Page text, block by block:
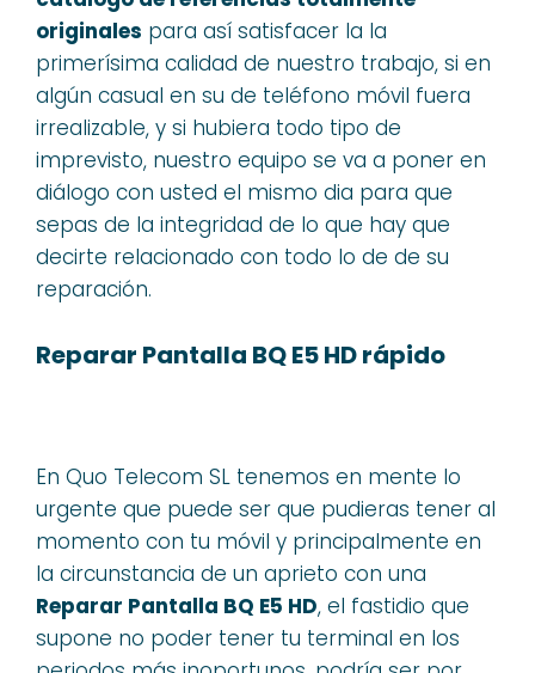
originales para así satisfacer la la
primerísima calidad de nuestro trabajo, si en
algún casual en su de teléfono móvil fuera
irrealizable, y si hubiera todo tipo de
imprevisto, nuestro equipo se va a poner en
diálogo con usted el mismo dia para que
sepas de la integridad de lo que hay que
decirte relacionado con todo lo de de su
reparación.
Reparar Pantalla BQ E5 HD rápido
En Quo Telecom SL tenemos en mente lo
urgente que puede ser que pudieras tener al
momento con tu móvil y principalmente en
la circunstancia de un aprieto con una
Reparar Pantalla BQ E5 HD, el fastidio que
supone no poder tener tu terminal en los